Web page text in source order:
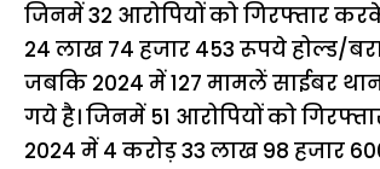
जिनमें 32 आरोपियों को गिरफ्तार
24 लाख 74 हजार 453 रूपये होल्ड/
जबकि 2024 में 127 मामलें साईबर
गये है। जिनमें 51 आरोपियों को
2024 में 4 करोड़ 33 लाख 98 हजार